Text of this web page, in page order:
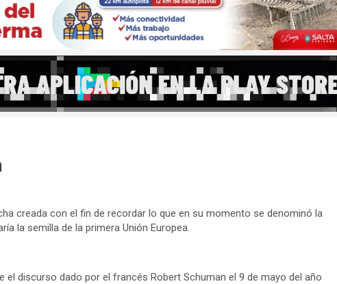
creada con el fin de recordar lo que en su momento se denominó la
la semilla de la primera Unión Europea.
el discurso dado por el francés Robert Schuman el 9 de mayo del año